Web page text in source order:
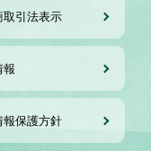
取引法表示
報
報保護方針